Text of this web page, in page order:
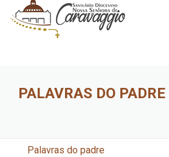
PALAVRAS DO PADRE
Palavras do padre